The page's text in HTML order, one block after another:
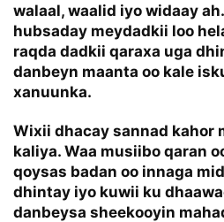
walaal, waalid iyo widaay
hubsaday meydadkii loo
raqda dadkii qaraxa uga
danbeyn maanta oo kale
xanuunka.
Wixii dhacay sannad kahor
kaliya. Waa musiibo qaran
qoysas badan oo innaga
dhintay iyo kuwii ku
danbeysa sheekooyin